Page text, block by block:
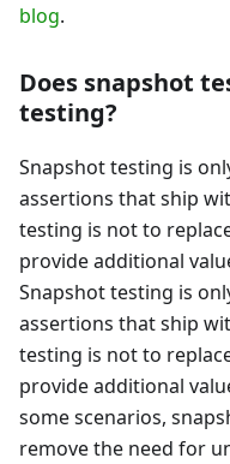
blog.
Does snapshot
testing?
Snapshot testing is
assertions that ship
testing is not to
provide additional
Snapshot testing is
assertions that ship
testing is not to
provide additional
some scenarios,
remove the need for